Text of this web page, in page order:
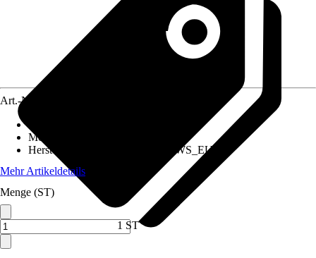
Art.-Nr.
Montageart
Herstellerartikelnummer
Shelly_WS_EU_s
Mehr Artikeldetails
Menge (ST)
1 ST